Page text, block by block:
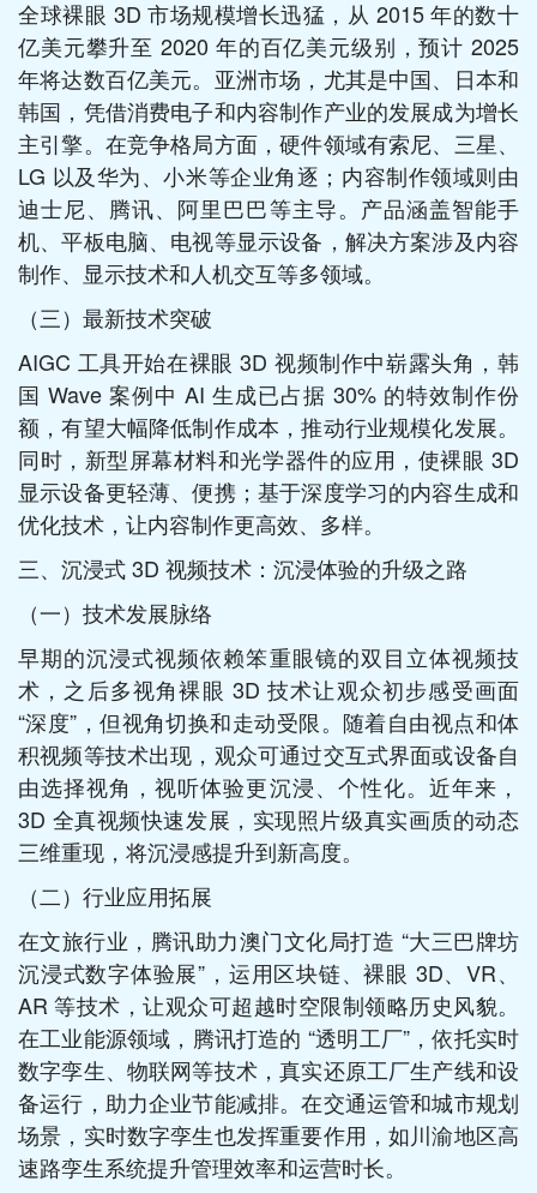
全球裸眼 3D 市场规模增长迅猛，从 2015 年的数十
亿美元攀升至 2020 年的百亿美元级别，预计 2025
年将达数百亿美元。亚洲市场，尤其是中国、日本和
韩国，凭借消费电子和内容制作产业的发展成为增长
主引擎。在竞争格局方面，硬件领域有索尼、三星、
LG 以及华为、小米等企业角逐；内容制作领域则由
迪士尼、腾讯、阿里巴巴等主导。产品涵盖智能手
机、平板电脑、电视等显示设备，解决方案涉及内容
制作、显示技术和人机交互等多领域。​
（三）最新技术突破​
AIGC 工具开始在裸眼 3D 视频制作中崭露头角，韩
国 Wave 案例中 AI 生成已占据 30% 的特效制作份
额，有望大幅降低制作成本，推动行业规模化发展。
同时，新型屏幕材料和光学器件的应用，使裸眼 3D
显示设备更轻薄、便携；基于深度学习的内容生成和
优化技术，让内容制作更高效、多样。​
三、沉浸式 3D 视频技术：沉浸体验的升级之路​
（一）技术发展脉络​
早期的沉浸式视频依赖笨重眼镜的双目立体视频技
术，之后多视角裸眼 3D 技术让观众初步感受画面
“深度”，但视角切换和走动受限。随着自由视点和体
积视频等技术出现，观众可通过交互式界面或设备自
由选择视角，视听体验更沉浸、个性化。近年来，
3D 全真视频快速发展，实现照片级真实画质的动态
三维重现，将沉浸感提升到新高度。​
（二）行业应用拓展​
在文旅行业，腾讯助力澳门文化局打造 “大三巴牌坊
沉浸式数字体验展”，运用区块链、裸眼 3D、VR、
AR 等技术，让观众可超越时空限制领略历史风貌。
在工业能源领域，腾讯打造的 “透明工厂”，依托实时
数字孪生、物联网等技术，真实还原工厂生产线和设
备运行，助力企业节能减排。在交通运管和城市规划
场景，实时数字孪生也发挥重要作用，如川渝地区高
速路孪生系统提升管理效率和运营时长。​